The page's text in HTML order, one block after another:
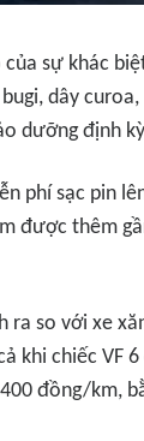
sự khác
dây
dưỡng định
phí sạc pin
được thêm
ra so với xe
khi chiếc VF
đồng/km,